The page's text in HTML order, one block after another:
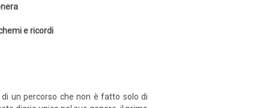
e ricordi
un percorso che non è fatto solo di